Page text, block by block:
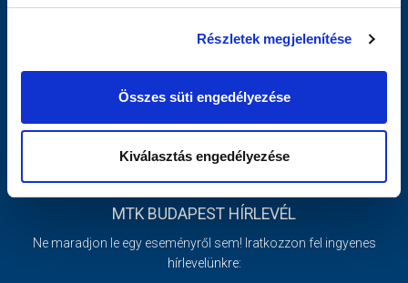
Részletek megjelenítése
Összes süti engedélyezése
Kiválasztás engedélyezése
Kapcsolat
INFORMÁCIÓK
Impresszum
Sajtó
MTK BUDAPEST HÍRLEVÉL
Ne maradjon le egy eseményről sem! Iratkozzon fel ingyenes
hírlevelünkre: